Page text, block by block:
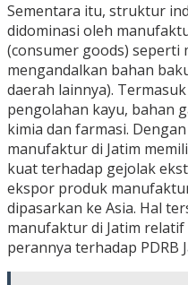
Sementara itu, struktur
didominasi oleh
(consumer goods) seperti
mengandalkan bahan
daerah lainnya).
pengolahan kayu, bahan
kimia dan farmasi.
manufaktur di Jatim
kuat terhadap gejolak
ekspor produk
dipasarkan ke Asia. Hal
manufaktur di Jatim
perannya terhadap PDRB